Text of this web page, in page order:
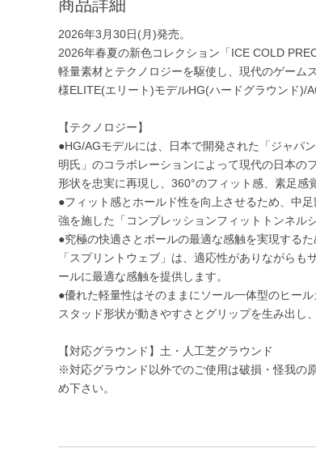
商品詳細
2026年3月30日(月)発売。
2026年春夏の新色コレクション「ICE COLD
軽量素材とテクノロジーを駆使し、現代のゲーム
様ELITE(エリート)モデルHG(ハードグラウンド)/
【テクノロジー】
●HG/AGモデルには、日本で開発された「ジャパ
明氏」のコラボレーションによって現代の日本の
形状を忠実に再現し、360°のフィット感、素足感
●フィット感とホールド性を向上させるため、中
強を施した「コンプレッションフィットトンネル
●究極の快適さとボールの最適な感触を実現する
「スプリントウェブ」は、適応性がありながら
ールに最適な感触を提供します。
●優れた軽量性はそのままにソール一体型のヒー
スタッド形状が動きやすさとグリップを生み出し
【対応グラウンド】土・人工芝グラウンド
※対応グラウンド以外でのご使用は破損・怪我の
め下さい。